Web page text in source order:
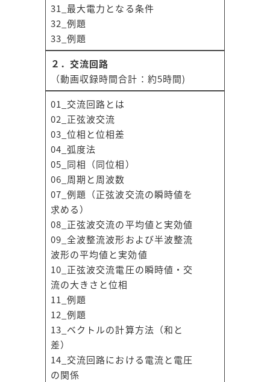
31_最大電力となる条件
32_例題
33_例題
２．交流回路
（動画収録時間合計：約5時間)
01_交流回路とは
02_正弦波交流
03_位相と位相差
04_弧度法
05_同相（同位相）
06_周期と周波数
07_例題（正弦波交流の瞬時値を
求める）
08_正弦波交流の平均値と実効値
09_全波整流波形および半波整流
波形の平均値と実効値
10_正弦波交流電圧の瞬時値・交
流の大きさと位相
11_例題
12_例題
13_ベクトルの計算方法（和と
差）
14_交流回路における電流と電圧
の関係